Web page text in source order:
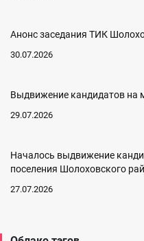
Анонс заседания ТИК
30.07.2026
Выдвижение кандидатов на
29.07.2026
Началось выдвижение
поселения Шолоховского
27.07.2026